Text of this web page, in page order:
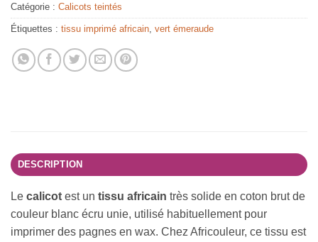
Catégorie : Calicots teintés
Étiquettes : tissu imprimé africain vert émeraude
DESCRIPTION
Le calicot est un tissu africain très solide en coton brut de
couleur blanc écru unie, utilisé habituellement pour
imprimer des pagnes en wax. Chez Africouleur, ce tissu est